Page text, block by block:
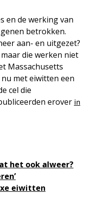
en de werking van
betrokken.
aan- en uitgezet?
die werken niet
Massachusetts
met eiwitten een
cel die
erover in
het ook alweer?
eiwitten